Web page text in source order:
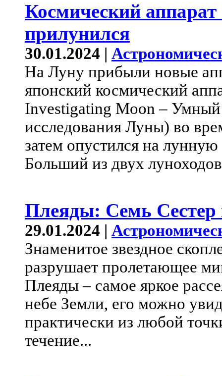
Космический
прилунился
30.01.2024 |
На Луну прибыли новые
японский космический
Investigating Moon –
исследования Луны) во
затем опустился на
Больший из двух
Плеяды: Семь
29.01.2024 |
Знаменитое звездное
разрушает пролетающее
Плеяды – самое яркое
небе Земли, его можно
практически из любой
течение...